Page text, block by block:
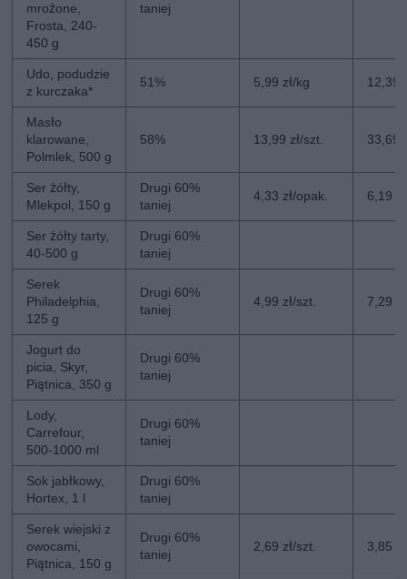
mrożone,
Frosta, 240-
450 g
taniej
Udo, podudzie
z kurczaka*
51% 5,99 zł/kg 12,39
Masło
klarowane,
Polmlek, 500 g
58% 13,99 zł/szt. 33,69
Ser żółty,
Mlekpol, 150 g
Drugi 60%
taniej
4,33 zł/opak. 6,19
Ser żółty tarty,
40-500 g
Drugi 60%
taniej
Serek
Philadelphia,
125 g
Drugi 60%
taniej
4,99 zł/szt. 7,29
Jogurt do
picia, Skyr,
Piątnica, 350 g
Drugi 60%
taniej
Lody,
Carrefour,
500-1000 ml
Drugi 60%
taniej
Sok jabłkowy,
Hortex, 1 l
Drugi 60%
taniej
Serek wiejski z
owocami,
Piątnica, 150 g
Drugi 60%
taniej
2,69 zł/szt. 3,85